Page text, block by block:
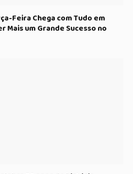
Feira Chega com Tudo em
Mais um Grande Sucesso no